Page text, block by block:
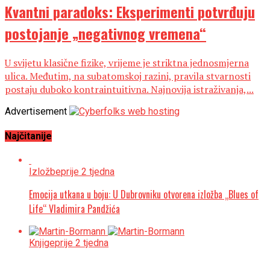
Kvantni paradoks: Eksperimenti potvrđuju
postojanje „negativnog vremena“
U svijetu klasične fizike, vrijeme je striktna jednosmjerna
ulica. Međutim, na subatomskoj razini, pravila stvarnosti
postaju duboko kontraintuitivna. Najnovija istraživanja,...
Advertisement
Najčitanije
Izložbeprije 2 tjedna
Emocija utkana u boju: U Dubrovniku otvorena izložba „Blues of
Life“ Vladimira Pandžića
Knjigeprije 2 tjedna